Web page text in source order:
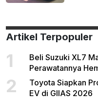
Artikel Terpopuler
1
Beli Suzuki XL7
Perawatannya
2
Toyota Siapkan
EV di GIIAS 2026